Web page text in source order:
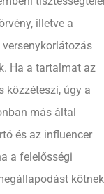
illetve a
Ha a tartalmat az
közzéteszi, úgy a
más által
és az influencer
a felelősségi